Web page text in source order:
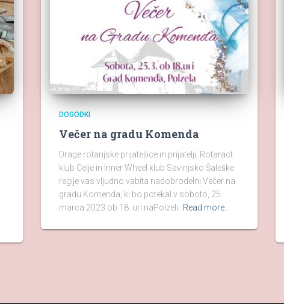
DOGODKI
Večer na gradu Komenda
Drage rotarijske prijateljice in prijatelji, Rotaract
klub Celje in Inner Wheel klub Savinjsko Šaleške
regije vas vljudno vabita nadobrodelni Večer na
gradu Komenda, ki bo potekal v soboto, 25.
marca 2023 ob 18. uri naPolzeli.
Read more…